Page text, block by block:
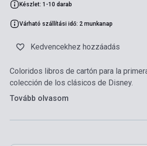
Készlet: 1-10 darab
Várható szállítási idő: 2 munkanap
Kedvencekhez hozzáadás
Coloridos libros de cartón para la
colección de los clásicos de Disney.
Tovább olvasom